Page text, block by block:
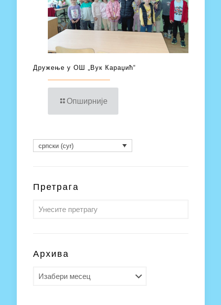
Дружење у ОШ „Вук Караџић“
Опширније
српски (cyr)
Претрага
Архива